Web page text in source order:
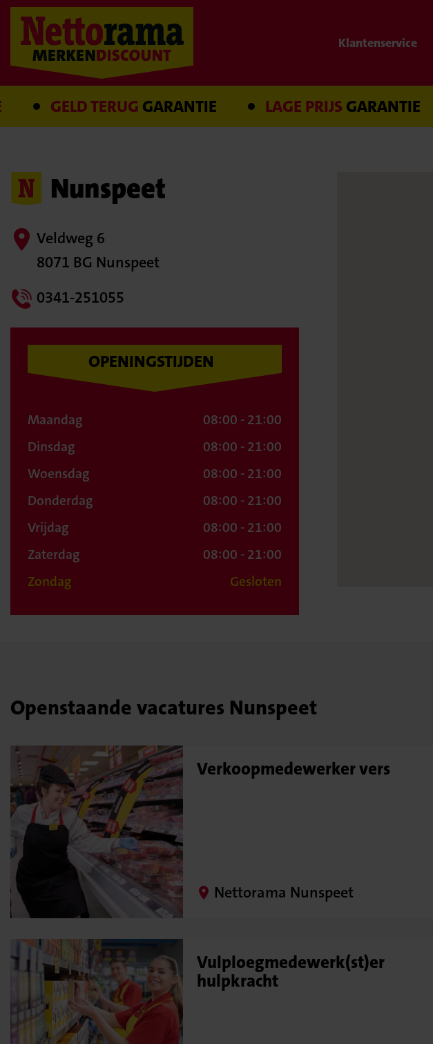
Klantenservice
GELD TERUGGARANTIE LAGE PRIJSGARANTIE
Nunspeet
Veldweg 6
8071 BG Nunspeet
0341-251055
OPENINGSTIJDEN
Maandag
08:00 - 21:00
Dinsdag
08:00 - 21:00
Woensdag
08:00 - 21:00
Donderdag
08:00 - 21:00
Vrijdag
08:00 - 21:00
Zaterdag
08:00 - 21:00
Zondag
Gesloten
Openstaande vacatures Nunspeet
Verkoopmedewerker vers
Nettorama Nunspeet
Vulploegmedewerk(st)er
hulpkracht